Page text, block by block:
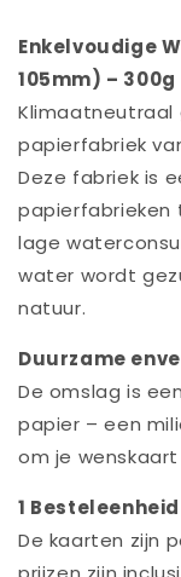
Enkelvoudige
105mm) – 300g
Klimaatneutraal
papierfabriek
Deze fabriek is
papierfabrieken
lage
water wordt
natuur.
Duurzame
De omslag is
papier – een
om je
1
De kaarten zijn